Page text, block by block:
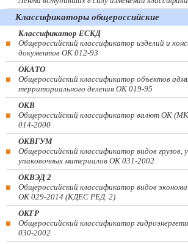
Классификаторы общероссийские
Классификатор ЕСКД
Общероссийский классификатор изделий и
документов ОК 012-93
ОКАТО
Общероссийский классификатор объектов
территориального деления ОК 019-95
ОКВ
Общероссийский классификатор валют ОК
014-2000
ОКВГУМ
Общероссийский классификатор видов грузов,
упаковочных материалов ОК 031-2002
ОКВЭД 2
Общероссийский классификатор видов
ОК 029-2014 (КДЕС РЕД. 2)
ОКГР
Общероссийский классификатор
030-2002